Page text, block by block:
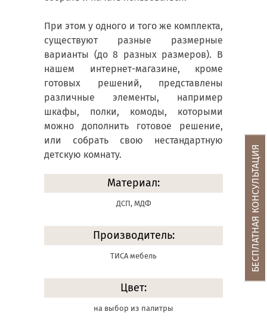
При этом у одного и того же комплекта,
существуют разные размерные
варианты (до 8 разных размеров). В
нашем интернет-магазине, кроме
готовых решений, представлены
различные элементы, например
шкафы, полки, комоды, которыми
можно дополнить готовое решение,
или собрать свою нестандартную
детскую комнату.
Материал:
ДСП, МДФ
Производитель:
ТИСА мебель
Цвет:
на выбор из палитры
БЕСПЛАТНАЯ КОНСУЛЬТАЦИЯ